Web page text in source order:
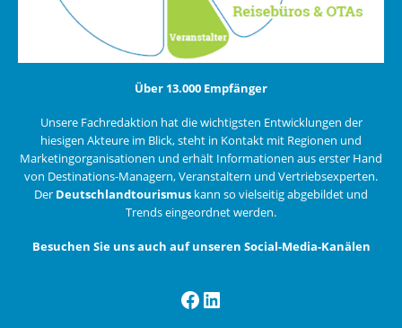
Über 13.000 Empfänger
Unsere Fachredaktion hat die wichtigsten Entwicklungen der
hiesigen Akteure im Blick, steht in Kontakt mit Regionen und
Marketingorganisationen und erhält Informationen aus erster Hand
von Destinations-Managern, Veranstaltern und Vertriebsexperten.
Der Deutschlandtourismus kann so vielseitig abgebildet und
Trends eingeordnet werden.
Besuchen Sie uns auch auf unseren Social-Media-Kanälen
Facebook
LinkedIn